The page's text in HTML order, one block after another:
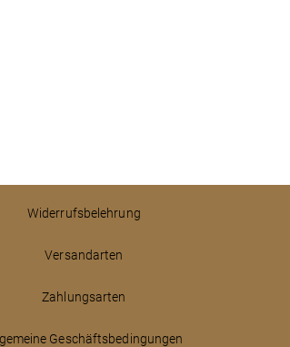
Widerrufsbelehrung
Versandarten
Zahlungsarten
Geschäftsbedingungen